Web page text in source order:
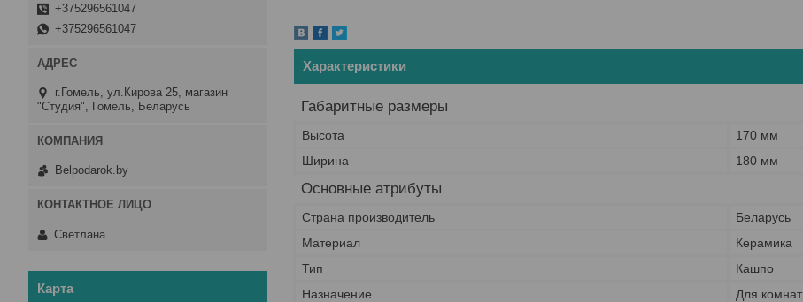
Характеристики
Габаритные размеры
Высота
170 мм
Ширина
180 мм
Основные атрибуты
Страна производитель
Беларусь
Материал
Керамика
Тип
Кашпо
Назначение
Для
+375296561047
+375296561047
г.Гомель, ул.Кирова 25, магазин
"Студия", Гомель, Беларусь
Belpodarok.by
Светлана
Карта